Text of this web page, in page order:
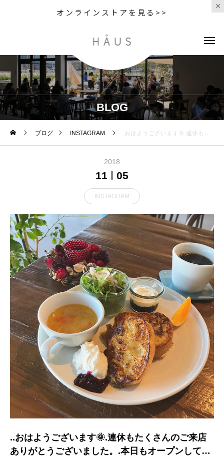
オンラインストアを見る>>
BLOG
ブログ INSTAGRAM ..おはようございます🌞.連休もたくさんのご来店ありがとうございました。.本日もオープンしております。…. . 《HAUS営業時間》＊ショップ 11:00-20:00.＊ビストロカフェモーニング. 9:00-11:00 (Lo10:30)ランチ 11:30-14:00カフェ 14:00-18:00ディナー 18:00-21:00 (Lo20:15) …#morning #breakfast #朝食 #朝ごはん#モーニングプレート #フレンチトースト#instafood #cafestagram #cafe #カフェ #カフェ巡り#hausmatsue #haus_matsue#松江 #島根#島根カフェ#松江カフェ#島根モーニング#松江モーニング
2018
11 05
INSTAGRAM
..おはようございます🌞.連休もたくさんのご来店
ありがとうございました。.本日もオープンしてお